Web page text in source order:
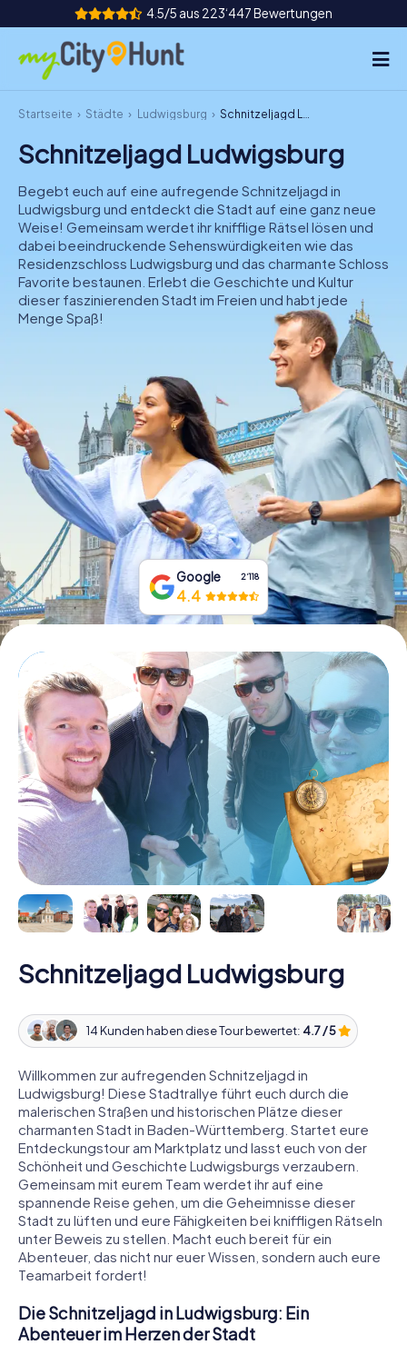
4.5/5 aus 223‘447 Bewertungen
So funktioniert's
Städte
Touren
Teamevent
Tickets
DE
IE
NL
Tickets buchen
Gutscheine bestellen
Startseite Städte Ludwigsburg Schnitzeljagd Ludwigsburg
Schnitzeljagd Ludwigsburg
Begebt euch auf eine aufregende Schnitzeljagd in
Ludwigsburg und entdeckt die Stadt auf eine ganz neue
Weise! Gemeinsam werdet ihr knifflige Rätsel lösen und
dabei beeindruckende Sehenswürdigkeiten wie das
Residenzschloss Ludwigsburg und das charmante Schloss
Favorite bestaunen. Erlebt die Geschichte und Kultur
dieser faszinierenden Stadt im Freien und habt jede
Menge Spaß!
Google 2‘118
4.4
Schnitzeljagd Ludwigsburg
14 Kunden haben diese Tour bewertet: 4.7 / 5
Willkommen zur aufregenden Schnitzeljagd in
Ludwigsburg! Diese Stadtrallye führt euch durch die
malerischen Straßen und historischen Plätze dieser
charmanten Stadt in Baden-Württemberg. Startet eure
Entdeckungstour am Marktplatz und lasst euch von der
Schönheit und Geschichte Ludwigsburgs verzaubern.
Gemeinsam mit eurem Team werdet ihr auf eine
spannende Reise gehen, um die Geheimnisse dieser
Stadt zu lüften und eure Fähigkeiten bei kniffligen Rätseln
unter Beweis zu stellen. Macht euch bereit für ein
Abenteuer, das nicht nur euer Wissen, sondern auch eure
Teamarbeit fordert!
Die Schnitzeljagd in Ludwigsburg: Ein
Abenteuer im Herzen der Stadt